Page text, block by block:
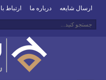
ارسال شایعه درباره ما ارتباط